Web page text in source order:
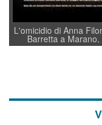
L'omicidio di Anna
Barretta a Marano,
indagini dei
quelle di... Barbara